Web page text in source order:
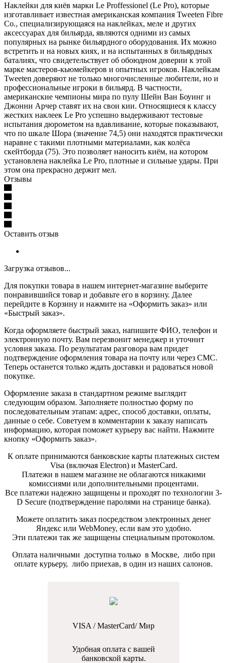
Наклейки для киёв марки Le Proffessionel (Le Pro), которые
изготавливает известная американская компания Tweeten Fibre
Co., специализирующаяся на наклейках, меле и других
аксессуарах для бильярда, являются одними из самых
популярных на рынке бильярдного оборудования. Их можно
встретить и на новых киях, и на испытанных в бильярдных
баталиях, что свидетельствует об обоюдном доверии к этой
марке мастеров-кьюмейкеров и опытных игроков. Наклейкам
Tweeten доверяют не только многочисленные любители, но и
профессиональные игроки в бильярд. В частности,
американские чемпионы мира по пулу Шейн Ван Боуинг и
Джонни Арчер ставят их на свои кии. Относящиеся к классу
жестких наклеек Le Pro успешно выдерживают тестовые
испытания дюрометом на вдавливание, которые показывают,
что по шкале Шора (значение 74,5) они находятся практически
наравне с такими плотными материалами, как колёса
скейтборда (75). Это позволяет наносить киём, на котором
установлена наклейка Le Pro, плотные и сильные удары. При
этом она прекрасно держит мел.
Отзывы
Оставить отзыв
Загрузка отзывов...
Для покупки товара в нашем интернет-магазине выберите
понравившийся товар и добавьте его в корзину. Далее
перейдите в Корзину и нажмите на «Оформить заказ» или
«Быстрый заказ».
Когда оформляете быстрый заказ, напишите ФИО, телефон и
электронную почту. Вам перезвонит менеджер и уточнит
условия заказа. По результатам разговора вам придет
подтверждение оформления товара на почту или через СМС.
Теперь останется только ждать доставки и радоваться новой
покупке.
Оформление заказа в стандартном режиме выглядит
следующим образом. Заполняете полностью форму по
последовательным этапам: адрес, способ доставки, оплаты,
данные о себе. Советуем в комментарии к заказу написать
информацию, которая поможет курьеру вас найти. Нажмите
кнопку «Оформить заказ».
К оплате принимаются банковские карты платежных систем
Visa (включая Electron) и MasterCard.
Платежи в нашем магазине не облагаются никакими
комиссиями или дополнительными процентами.
Все платежи надежно защищены и проходят по технологии 3-
D Secure (подтверждение паролями на странице банка).
Можете оплатить заказ посредством электронных денег
Яндекс или WebMoney, если вам это удобно.
Эти платежи так же защищены специальным протоколом.
Оплата наличными доступна только в Москве, либо при
оплате курьеру, либо приехав, в один из наших салонов.
VISA / MasterCard/ Мир
Удобная оплата с вашей
банковской карты.